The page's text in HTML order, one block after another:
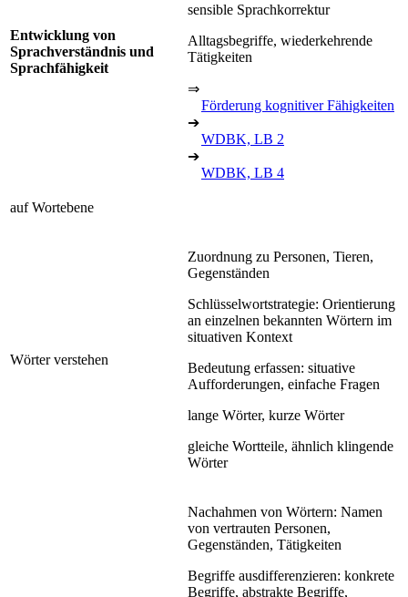
Entwicklung von
Sprachverständnis und
Sprachfähigkeit
sensible Sprachkorrektur
Alltagsbegriffe, wiederkehrende
Tätigkeiten
⇒
Förderung kognitiver Fähigkeiten
➔
WDBK, LB 2
➔
WDBK, LB 4
auf Wortebene
Wörter verstehen
Zuordnung zu Personen, Tieren,
Gegenständen
Schlüsselwortstrategie: Orientierung
an einzelnen bekannten Wörtern im
situativen Kontext
Bedeutung erfassen: situative
Aufforderungen, einfache Fragen
lange Wörter, kurze Wörter
gleiche Wortteile, ähnlich klingende
Wörter
Nachahmen von Wörtern: Namen
von vertrauten Personen,
Gegenständen, Tätigkeiten
Begriffe ausdifferenzieren: konkrete
Begriffe, abstrakte Begriffe,